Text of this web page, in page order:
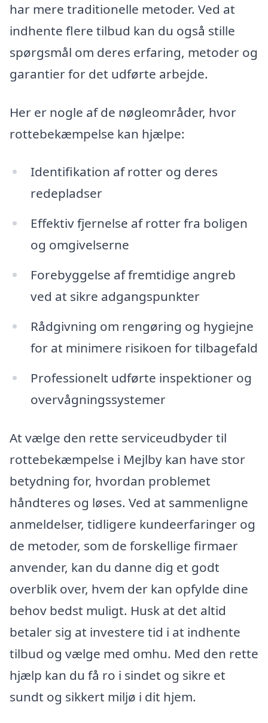
har mere traditionelle metoder. Ved at
indhente flere tilbud kan du også stille
spørgsmål om deres erfaring, metoder og
garantier for det udførte arbejde.
Her er nogle af de nøgleområder, hvor
rottebekæmpelse kan hjælpe:
Identifikation af rotter og deres
redepladser
Effektiv fjernelse af rotter fra boligen
og omgivelserne
Forebyggelse af fremtidige angreb
ved at sikre adgangspunkter
Rådgivning om rengøring og hygiejne
for at minimere risikoen for tilbagefald
Professionelt udførte inspektioner og
overvågningssystemer
At vælge den rette serviceudbyder til
rottebekæmpelse i Mejlby kan have stor
betydning for, hvordan problemet
håndteres og løses. Ved at sammenligne
anmeldelser, tidligere kundeerfaringer og
de metoder, som de forskellige firmaer
anvender, kan du danne dig et godt
overblik over, hvem der kan opfylde dine
behov bedst muligt. Husk at det altid
betaler sig at investere tid i at indhente
tilbud og vælge med omhu. Med den rette
hjælp kan du få ro i sindet og sikre et
sundt og sikkert miljø i dit hjem.